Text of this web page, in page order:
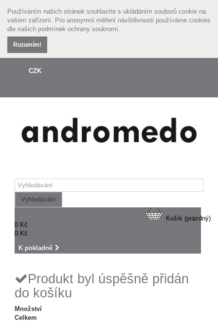
Rozumím!
Používáním našich stránek souhlasíte s ukládáním souborů cookie na
vašem zařízení. Pro anonymní měření návštěvnosti používáme cookies
dle našich podmínek ochrany soukromí.
CZK
Vyhledávání
Košík (prázdný)
0 Kč
0 Kč
K pokladně
Produkt byl úspěšně přidán
do košíku
Množství
Celkem